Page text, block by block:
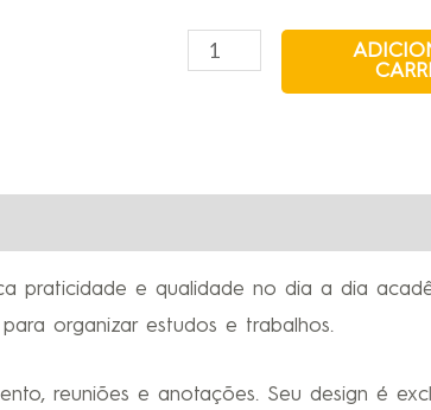
praticidade e qualidade no dia a dia
organizar estudos e trabalhos.
reuniões e anotações. Seu design é